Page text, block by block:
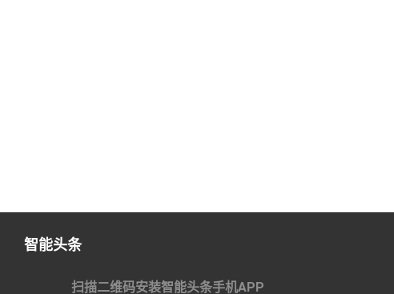
智能头条
扫描二维码安装智能头条手机APP